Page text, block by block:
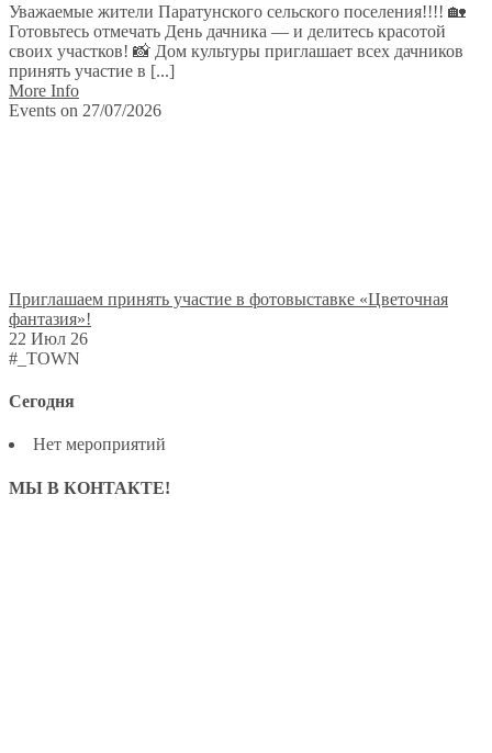
Уважаемые жители Паратунского сельского поселения!!!! 🏡
Готовьтесь отмечать День дачника — и делитесь красотой
своих участков! 📸 Дом культуры приглашает всех дачников
принять участие в [...]
More Info
Events on 27/07/2026
Приглашаем принять участие в фотовыставке «Цветочная
фантазия»!
22 Июл 26
#_TOWN
Сегодня
Нет мероприятий
МЫ В КОНТАКТЕ!